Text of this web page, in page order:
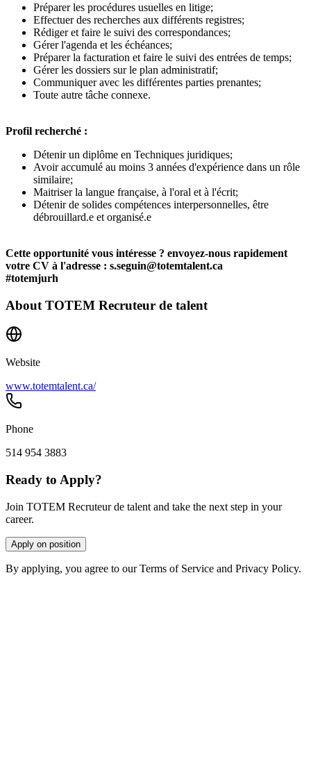
Préparer les procédures usuelles en litige;
Effectuer des recherches aux différents registres;
Rédiger et faire le suivi des correspondances;
Gérer l'agenda et les échéances;
Préparer la facturation et faire le suivi des entrées de temps;
Gérer les dossiers sur le plan administratif;
Communiquer avec les différentes parties prenantes;
Toute autre tâche connexe.
Profil recherché :
Détenir un diplôme en Techniques juridiques;
Avoir accumulé au moins 3 années d'expérience dans un rôle
similaire;
Maitriser la langue française, à l'oral et à l'écrit;
Détenir de solides compétences interpersonnelles, être
débrouillard.e et organisé.e
Cette opportunité vous intéresse ? envoyez-nous rapidement
votre CV à l'adresse : s.seguin@totemtalent.ca
#totemjurh
About TOTEM Recruteur de talent
Website
www.totemtalent.ca/
Phone
514 954 3883
Ready to Apply?
Join TOTEM Recruteur de talent and take the next step in your
career.
Apply on position
By applying, you agree to our Terms of Service and Privacy Policy.